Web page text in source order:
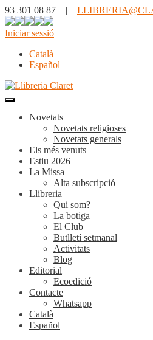
93 301 08 87 |
Iniciar sessió
Català
Español
Novetats
Novetats religioses
Novetats generals
Els més venuts
Estiu 2026
La Missa
Alta subscripció
Llibreria
Qui som?
La botiga
El Club
Butlletí setmanal
Activitats
Blog
Editorial
Ecoedició
Contacte
Whatsapp
Català
Español